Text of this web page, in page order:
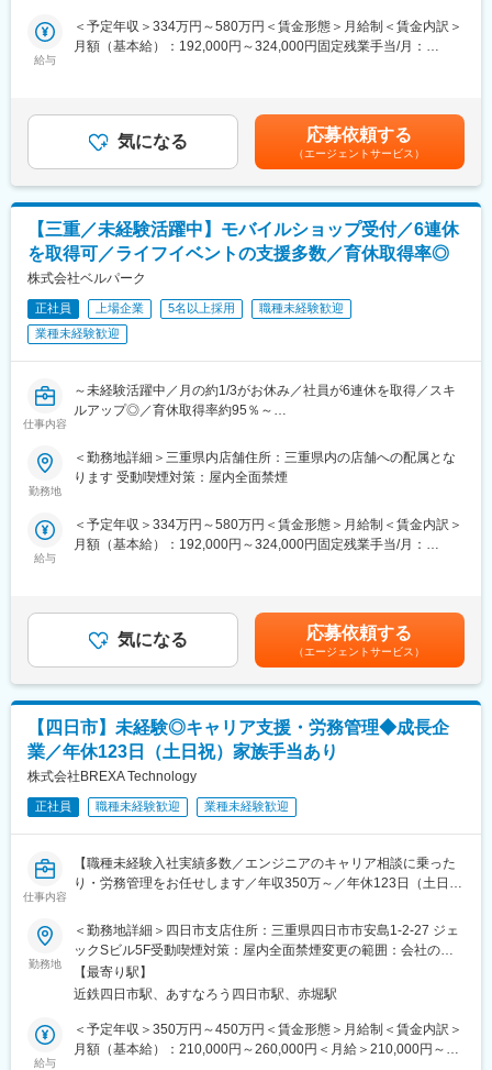
変更の範囲：会社の定める業務
【取り扱い製品例】
携帯電話／スマートフォン
その他、上記以外のサービス
■ポイント：
★充実した福利厚生・休暇制度
休暇制度でも産休育休制度はもちろん、バースデー休暇制度も整
えています。
ノルマはありません。店舗目標や個人目標を達成できれば賞与な
どで還元します。評価項目ごとのポイント制で、評価を「見える
を持ってもらえるはずです。
店舗イベントは本社の営業部と連携を取りながら企画していきま
す。
◇店頭ディスプレイづくり
◇店内イベントの企画・実施 など
を目指しています。お客様の生活をより便利に・豊かにするため
に、より丁寧なコンサルテイングが求められます。
■研修体制充実
・9割が未経験スタート★
教える立場の先輩社員の9割が未経験スタートなので、入社時の不
安な気持ちはよく理解できます。あなたが安心できるようしっか
りとフォローします！同期入社の仲間はもちろん、先輩ともいい
関係を築いていけるのがベルパークの魅力のひとつ。困った時は
すぐに相談し合えて、互いに高め合いながら成長できます！
・その為研修体制も充実！研修部が主催するコンプライアンス研
修、業務知識習得研修のほか、店舗配属後もスキルアップ・レベ
■この仕事の魅力：
・月1日の有給取得・連続休暇取得を推進中
・育休取得率100％／復帰率は94.1％！
・お子さんが4歳に達するまで時短勤務可
・時短とフルタイムをミックスして使えます『慣らしフルタイム
店以上の店舗を展開し、安定した経営基盤を誇ります。その為研
修体制も充実！研修部が主催するコンプライアンス研修、業務知
識習得研修のほか、店舗配属後もスキルアップ・レベルアップを
支援するツールや環境が整っています。
★スキルアップが叶えられる★
年4回の「ソフトバンク認定資格試験」で資格を取得したら、最高
月額8万円（年額96万円）の資格手当を追加支給！
※試験の合格率・保有率はともに約90％
※会社をあげて合格までしっかりサポートします
給与
＜予定年収＞334万円～580万円＜賃金形態＞月給制＜賃金内訳＞
月額（基本給）：192,000円～324,000円固定残業手当/月：
トバンク認定資格を取得すると資格手当が追加支給されます。※上
記月収・年収はみなし残業手当含む加えた金額です。賞与：年2回
（6・12月）・昇給：年1回賞与とは別にインセンティブや特別賞
与も支給実績あり（2024年は30万円の追加支給を実施）賃金はあ
くまでも目安の金額であり、選考を通じて上下する可能性があり
ます。月給(月額)は固定手当を含めた表記です。
気になる 応募依頼する
（エージェントサービス）
【三重／未経験活躍中】モバイルショップ受付／6連休
を取得可／ライフイベントの支援多数／育休取得率◎
株式会社ベルパーク
正社員 上場企業 5名以上採用
職種未経験歓迎
業種未経験歓迎
仕事内容
～未経験活躍中／月の約1/3がお休み／社員が6連休を取得／スキ
ルアップ◎／育休取得率約95％～
当社直営のソフトバンクショップで、お客様の受付対応、携帯電
話やスマートフォンのサービスや商品案内といった仕事をお任せ
ます。
◇受付対応
◇店内イベントの企画・実施 など
■この仕事の魅力：
★ライフイベントへの支援多数★
（1）社員の男女比は【47％：53％】で、男女共にバランスよく
活躍しています。
・月1日の有給取得・連続休暇取得を推進中
・育休取得率約95％／復帰率は89.1％！
・保育園に預けて復職した場合⇒保育手当を支給（3歳まで）
・お子さんが4歳に達するまで時短勤務可
・時短とフルタイムをミックスして使えます『慣らしフルタイム
・30歳時点で男女の年収差額が少ないランキング「第1位」
https://www.vorkers.com/hatarakigai/vol_104
https://note.com/bellpark_saiyou/m/mb6d929dc2ddc
（2）教える立場の先輩社員の7割が未経験スタートなので、入社
時の不安な気持ちはよく理解できます。だから、あなたが安心で
きるようしっかりとフォローします！同期入社の仲間はもちろ
ん、先輩ともいい関係を築いていけるのがベルパークの魅力のひ
とつ。困った時はすぐに相談し合えて、互いに高め合いながら成
勤務地
＜勤務地詳細＞三重県内店舗住所：三重県内の店舗への配属とな
ります 受動喫煙対策：屋内全面禁煙
給与
＜予定年収＞334万円～580万円＜賃金形態＞月給制＜賃金内訳＞
月額（基本給）：192,000円～324,000円固定残業手当/月：
トバンク認定資格を取得すると資格手当が追加支給されます。※上
記月収・年収はみなし残業手当含む加えた金額です。賞与：年2回
（6・12月）・昇給：年1回賞与とは別にインセンティブや特別賞
与も支給実績あり（2024年は30万円の追加支給を実施） 賃金は
あくまでも目安の金額であり、選考を通じて上下する可能性があ
ります。月給(月額)は固定手当を含めた表記です。
気になる 応募依頼する
（エージェントサービス）
【四日市】未経験◎キャリア支援・労務管理◆成長企
業／年休123日（土日祝）家族手当あり
株式会社BREXA Technology
正社員 職種未経験歓迎 業種未経験歓迎
仕事内容
【職種未経験入社実績多数／エンジニアのキャリア相談に乗った
り・労務管理をお任せします／年収350万～／年休123日（土日
キャリア支援・労務管理に関わる業務をお任せします。
■業務概要：
同社のエンジニアのキャリア相談、要望を聞きながら最適な就業
環境で働けるよう、導く支援をする人材を募集します。
【変更の範囲：当社の定める業務全般】
勤務地
＜勤務地詳細＞四日市支店住所：三重県四日市市安島1-2-27 ジェ
ックSビル5F受動喫煙対策：屋内全面禁煙変更の範囲：会社の定
める事業所
【最寄り駅】
近鉄四日市駅、あすなろう四日市駅、赤堀駅
給与
＜予定年収＞350万円～450万円＜賃金形態＞月給制＜賃金内訳＞
月額（基本給）：210,000円～260,000円＜月給＞210,000円～